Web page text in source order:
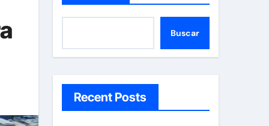
Buscar
Recent Posts